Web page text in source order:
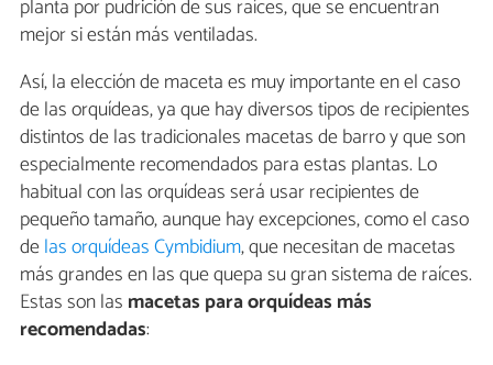
planta por pudrición de sus raíces, que se encuentran
mejor si están más ventiladas.
Así, la elección de maceta es muy importante en el caso
de las orquídeas, ya que hay diversos tipos de recipientes
distintos de las tradicionales macetas de barro y que son
especialmente recomendados para estas plantas. Lo
habitual con las orquídeas será usar recipientes de
pequeño tamaño, aunque hay excepciones, como el caso
delas orquídeas Cymbidium, que necesitan de macetas
más grandes en las que quepa su gran sistema de raíces.
Estas son las macetas para orquídeas más
recomendadas: